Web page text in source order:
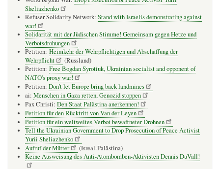
Sheliazhenko
Refuser Solidarity Network: Stand with Israelis demonstrating against
war!
Solidarität mit der Jüdischen Stimme! Gemeinsam gegen Hetze und
Verbotsdrohungen
Petition: Heimkehr der Wehrpflichtigen und Abschaffung der
Wehrpflicht
(Russland)
Petition: Free Bogdan Syrotiuk, Ukrainian socialist and opponent of
NATO's proxy war!
Petition: Don’t let Europe bring back landmines
ai: Menschen in Gaza retten, Genozid stoppen
Pax Christi: Den Staat Palästina anerkennen!
Petition für den Rücktritt von Van der Leyen
Petition für ein weltweites Verbot bewaffneter Drohnen
Tell the Ukrainian Government to Drop Prosecution of Peace Activist
Yurii Sheliazhenko
Aufruf der Mütter
(Isreal-Palästina)
Keine Ausweisung des Anti-Atombomben-Aktivisten Dennis DuVall!